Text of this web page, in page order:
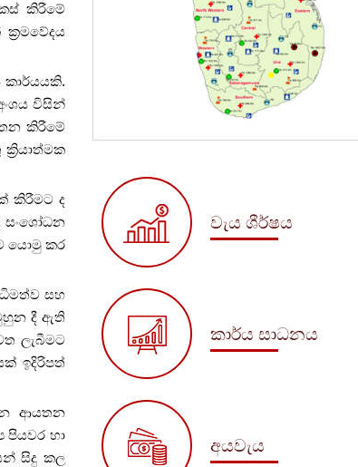
කිරීමේ
කාර්යයකි.
විසින්
කිරීමේ
කිරීමට ද
සංශෝධන
යොමු කර
සහ
දී ඇති
ලැබීමට
ඉදිරිපත්
ආයතන
පියවර හා
සිදු කල
වැය ශීර්ෂය
කාර්ය සාධනය
අයවැය